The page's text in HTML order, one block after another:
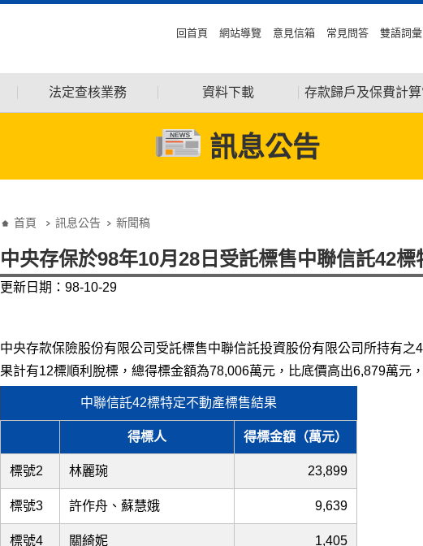
回首頁 網站導覽 意見信箱 常見問答 雙語詞彙
法定查核業務 資料下載 存款歸戶及保費計
訊息公告
首頁 訊息公告 新聞稿
中央存保於98年10月28日受託標售中聯信託42
更新日期：98-10-29
中央存款保險股份有限公司受託標售中聯信託投資股份有限公司所持有
果計有12標順利脫標，總得標金額為78,006萬元，比底價高出6,879萬元
中聯信託42標特定不動產標售結果
得標人 得標金額（萬元）
標號2 林麗琬 23,899
標號3 許作舟、蘇慧娥 9,639
標號4 關綺妮 1,405